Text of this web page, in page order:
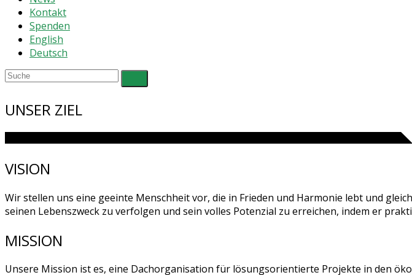
Kontakt
Spenden
English
Deutsch
UNSER ZIEL
VISION
Wir stellen uns eine geeinte Menschheit vor, die in Frieden und Harmonie lebt und
seinen Lebenszweck zu verfolgen und sein volles Potenzial zu erreichen, indem er
MISSION
Unsere Mission ist es, eine Dachorganisation für lösungsorientierte Projekte in den